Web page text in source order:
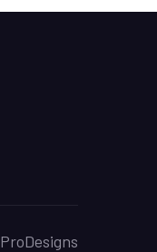
ProDesigns